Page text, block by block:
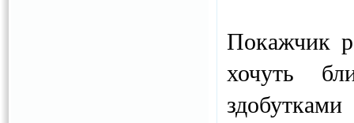
Покажчик
хочуть
здобутками